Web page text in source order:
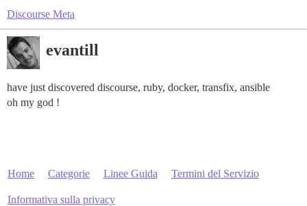
Discourse Meta
evantill
have just discovered discourse, ruby, docker, transfix, ansible
oh my god !
Home Categorie Linee Guida Termini del Servizio
Informativa sulla privacy